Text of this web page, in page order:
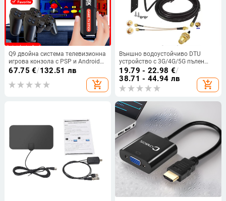
Q9 двойна система телевизионна
игрова конзола с PSP и Android
операционна система, 64 GB,
безжични контролери, 8K HD 3D
67.75 €/132.51 лв
add_shopping_cart
Външно водоустойчиво DTU
устройство с 3G/4G/5G пълен
диапазон, омнинасочена антена
за зарядни шкафове
19.79 - 22.98 €/
38.71 - 44.94 лв
add_shopping_cart